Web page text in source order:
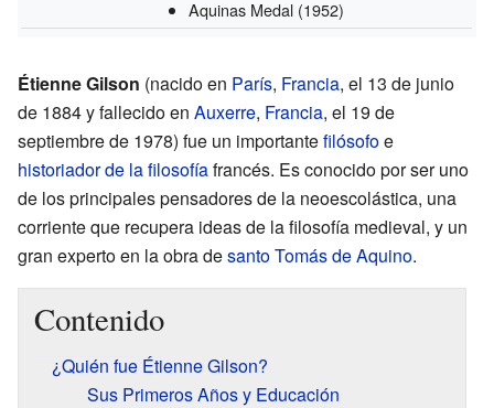
Aquinas Medal (1952)
Étienne Gilson (nacido en París, Francia, el 13 de junio
de 1884 y fallecido en Auxerre, Francia, el 19 de
septiembre de 1978) fue un importantefilósofoe
historiador de la filosofíafrancés. Es conocido por ser uno
de los principales pensadores de la neoescolástica, una
corriente que recupera ideas de la filosofía medieval, y un
gran experto en la obra desanto Tomás de Aquino.
Contenido
¿Quién fue Étienne Gilson?
Sus Primeros Años y Educación